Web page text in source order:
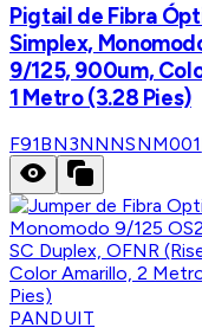
Pigtail de Fibra
Simplex,
9/125, 900um,
1 Metro (3.28 Pies)
F91BN3NNNSNM001
PANDUIT